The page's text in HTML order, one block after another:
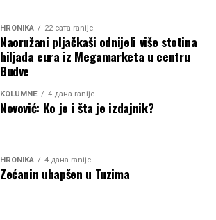
HRONIKA 22 сата ranije
Naoružani pljačkaši odnijeli više stotina
hiljada eura iz Megamarketa u centru
Budve
KOLUMNE 4 дана ranije
Novović: Ko je i šta je izdajnik?
HRONIKA 4 дана ranije
Zećanin uhapšen u Tuzima